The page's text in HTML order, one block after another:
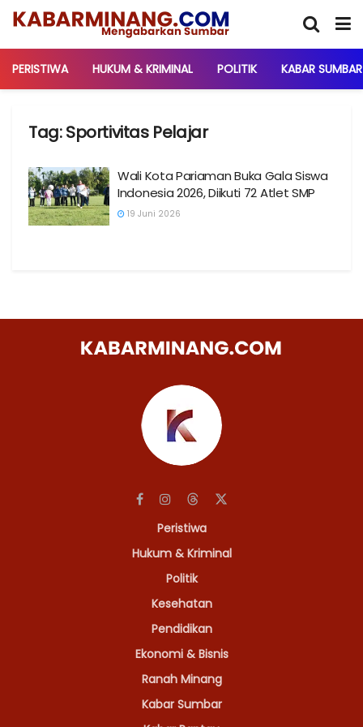
PERISTIWA HUKUM & KRIMINAL POLITIK KABAR SUMBAR
Tag:Sportivitas Pelajar
Wali Kota Pariaman Buka Gala Siswa
Indonesia 2026, Diikuti 72 Atlet SMP
19 Juni 2026
Peristiwa
Hukum & Kriminal
Politik
Kesehatan
Pendidikan
Ekonomi & Bisnis
Ranah Minang
Kabar Sumbar